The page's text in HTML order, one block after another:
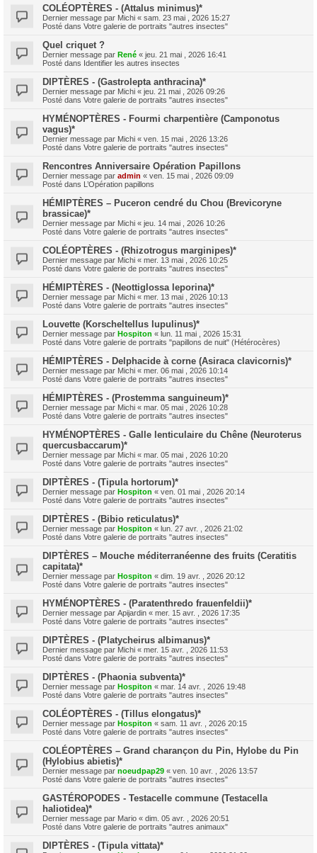
COLÉOPTÈRES - (Attalus minimus)*
Dernier message par Michi « sam. 23 mai , 2026 15:27
Posté dans Votre galerie de portraits "autres insectes"
Quel criquet ?
Dernier message par René « jeu. 21 mai , 2026 16:41
Posté dans Identifier les autres insectes
DIPTÈRES - (Gastrolepta anthracina)*
Dernier message par Michi « jeu. 21 mai , 2026 09:26
Posté dans Votre galerie de portraits "autres insectes"
HYMÉNOPTÈRES - Fourmi charpentière (Camponotus
vagus)*
Dernier message par Michi « ven. 15 mai , 2026 13:26
Posté dans Votre galerie de portraits "autres insectes"
Rencontres Anniversaire Opération Papillons
Dernier message par admin « ven. 15 mai , 2026 09:09
Posté dans L’Opération papillons
HÉMIPTÈRES – Puceron cendré du Chou (Brevicoryne
brassicae)*
Dernier message par Michi « jeu. 14 mai , 2026 10:26
Posté dans Votre galerie de portraits "autres insectes"
COLÉOPTÈRES - (Rhizotrogus marginipes)*
Dernier message par Michi « mer. 13 mai , 2026 10:25
Posté dans Votre galerie de portraits "autres insectes"
HÉMIPTÈRES - (Neottiglossa leporina)*
Dernier message par Michi « mer. 13 mai , 2026 10:13
Posté dans Votre galerie de portraits "autres insectes"
Louvette (Korscheltellus lupulinus)*
Dernier message par Hospiton « lun. 11 mai , 2026 15:31
Posté dans Votre galerie de portraits "papillons de nuit" (Hétérocères)
HÉMIPTÈRES - Delphacide à corne (Asiraca clavicornis)*
Dernier message par Michi « mer. 06 mai , 2026 10:14
Posté dans Votre galerie de portraits "autres insectes"
HÉMIPTÈRES - (Prostemma sanguineum)*
Dernier message par Michi « mar. 05 mai , 2026 10:28
Posté dans Votre galerie de portraits "autres insectes"
HYMÉNOPTÈRES - Galle lenticulaire du Chêne (Neuroterus
quercusbaccarum)*
Dernier message par Michi « mar. 05 mai , 2026 10:20
Posté dans Votre galerie de portraits "autres insectes"
DIPTÈRES - (Tipula hortorum)*
Dernier message par Hospiton « ven. 01 mai , 2026 20:14
Posté dans Votre galerie de portraits "autres insectes"
DIPTÈRES - (Bibio reticulatus)*
Dernier message par Hospiton « lun. 27 avr. , 2026 21:02
Posté dans Votre galerie de portraits "autres insectes"
DIPTÈRES – Mouche méditerranéenne des fruits (Ceratitis
capitata)*
Dernier message par Hospiton « dim. 19 avr. , 2026 20:12
Posté dans Votre galerie de portraits "autres insectes"
HYMÉNOPTÈRES - (Paratenthredo frauenfeldii)*
Dernier message par Apijardin « mer. 15 avr. , 2026 17:35
Posté dans Votre galerie de portraits "autres insectes"
DIPTÈRES - (Platycheirus albimanus)*
Dernier message par Michi « mer. 15 avr. , 2026 11:53
Posté dans Votre galerie de portraits "autres insectes"
DIPTÈRES - (Phaonia subventa)*
Dernier message par Hospiton « mar. 14 avr. , 2026 19:48
Posté dans Votre galerie de portraits "autres insectes"
COLÉOPTÈRES - (Tillus elongatus)*
Dernier message par Hospiton « sam. 11 avr. , 2026 20:15
Posté dans Votre galerie de portraits "autres insectes"
COLÉOPTÈRES – Grand charançon du Pin, Hylobe du Pin
(Hylobius abietis)*
Dernier message par noeudpap29 « ven. 10 avr. , 2026 13:57
Posté dans Votre galerie de portraits "autres insectes"
GASTÉROPODES - Testacelle commune (Testacella
haliotidea)*
Dernier message par Mario « dim. 05 avr. , 2026 20:51
Posté dans Votre galerie de portraits "autres animaux"
DIPTÈRES - (Tipula vittata)*